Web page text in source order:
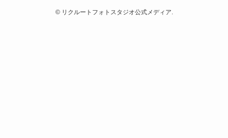
©リクルートフォトスタジオ公式メディア.